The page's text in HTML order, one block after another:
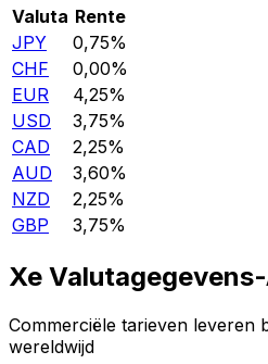
Valuta Rente
JPY
0,75%
CHF
0,00%
EUR
4,25%
USD
3,75%
CAD
2,25%
AUD
3,60%
NZD
2,25%
GBP
3,75%
Xe
Commerciële tarieven leveren
wereldwijd